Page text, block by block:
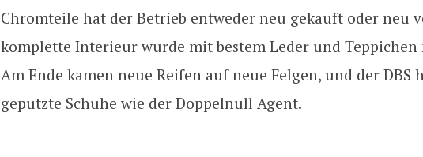
Chromteile hat der Betrieb entweder neu gekauft oder neu
komplette Interieur wurde mit bestem Leder und Teppichen
Am Ende kamen neue Reifen auf neue Felgen, und der DBS
geputzte Schuhe wie der Doppelnull Agent.